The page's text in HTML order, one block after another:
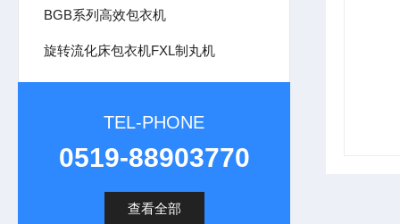
BGB系列高效包衣机
旋转流化床包衣机FXL制丸机
TEL-PHONE
0519-88903770
查看全部